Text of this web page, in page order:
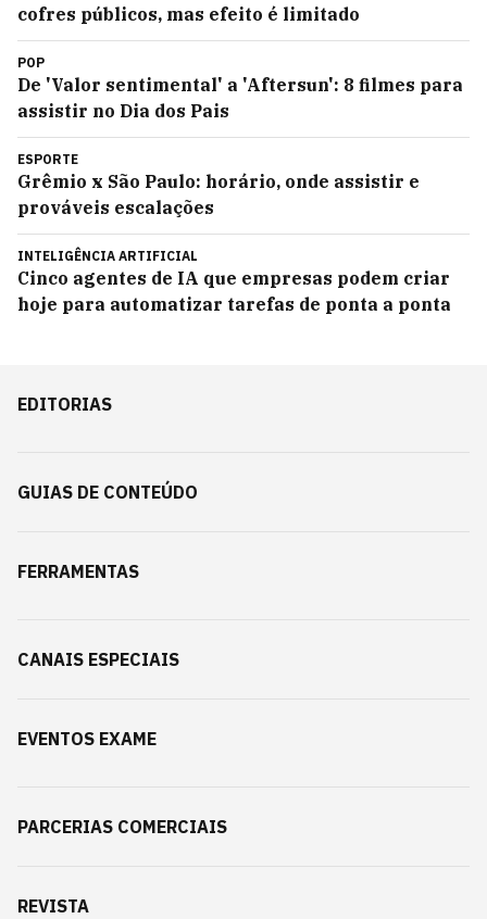
cofres públicos, mas efeito é limitado
POP
De 'Valor sentimental' a 'Aftersun': 8 filmes para
assistir no Dia dos Pais
ESPORTE
Grêmio x São Paulo: horário, onde assistir e
prováveis escalações
INTELIGÊNCIA ARTIFICIAL
Cinco agentes de IA que empresas podem criar
hoje para automatizar tarefas de ponta a ponta
EDITORIAS
GUIAS DE CONTEÚDO
FERRAMENTAS
CANAIS ESPECIAIS
EVENTOS EXAME
PARCERIAS COMERCIAIS
REVISTA